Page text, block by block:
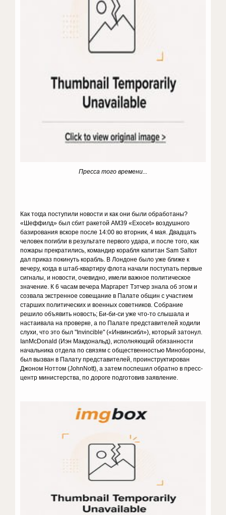
Пресса того времени...
Как тогда поступили новости и как они были обработаны?
«Шеффилд» был сбит ракетой AM39 «Exocet» воздушного
базирования вскоре после 14:00 во вторник, 4 мая. Двадцать
человек погибли в результате первого удара, и после того, как
пожары прекратились, командир корабля капитан Sam Saltот
дал приказ покинуть корабль. В Лондоне было уже ближе к
вечеру, когда в штаб-квартиру флота начали поступать первые
сигналы, и новости, очевидно, имели важное политическое
значение. К 6 часам вечера Маргарет Тэтчер знала об этом и
созвала экстренное совещание в Палате общин с участием
старших политических и военных советников. Собрание
решило объявить новость; Би-би-си уже что-то слышала и
настаивала на проверке, а по Палате представителей ходили
слухи, что это был "Invincible" («Инвинсибл»), который затонул.
IanMcDonald (Иэн Макдональд), исполняющий обязанности
начальника отдела по связям с общественностью Минобороны,
был вызван в Палату представителей, проинструктирован
Джоном Ноттом (JohnNott), а затем поспешил обратно в пресс-
центр министерства, по дороге подготовив заявление.